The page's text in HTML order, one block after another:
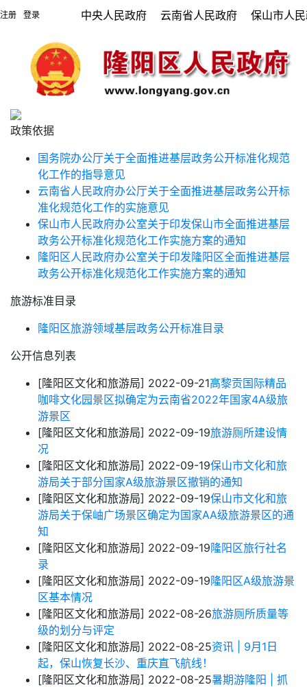
注册 登录 中央人民政府 云南省人民政府 保山市人
政策依据
国务院办公厅关于全面推进基层政务公开标准化规范
化工作的指导意见
云南省人民政府办公厅关于全面推进基层政务公开标
准化规范化工作的实施意见
保山市人民政府办公室关于印发保山市全面推进基层
政务公开标准化规范化工作实施方案的通知
隆阳区人民政府办公室关于印发隆阳区全面推进基层
政务公开标准化规范化工作实施方案的通知
旅游标准目录
隆阳区旅游领域基层政务公开标准目录
公开信息列表
[隆阳区文化和旅游局] 2022-09-21高黎贡国际精品
咖啡文化园景区拟确定为云南省2022年国家4A级旅
游景区
[隆阳区文化和旅游局] 2022-09-19旅游厕所建设情
况
[隆阳区文化和旅游局] 2022-09-19保山市文化和旅
游局关于部分国家A级旅游景区撤销的通知
[隆阳区文化和旅游局] 2022-09-19保山市文化和旅
游局关于保岫广场景区确定为国家AA级旅游景区的通
知
[隆阳区文化和旅游局] 2022-09-19隆阳区旅行社名
录
[隆阳区文化和旅游局] 2022-09-19隆阳区A级旅游景
区基本情况
[隆阳区文化和旅游局] 2022-08-26旅游厕所质量等
级的划分与评定
[隆阳区文化和旅游局] 2022-08-25资讯 | 9月1日
起，保山恢复长沙、重庆直飞航线！
[隆阳区文化和旅游局] 2022-08-25暑期游隆阳 | 抓